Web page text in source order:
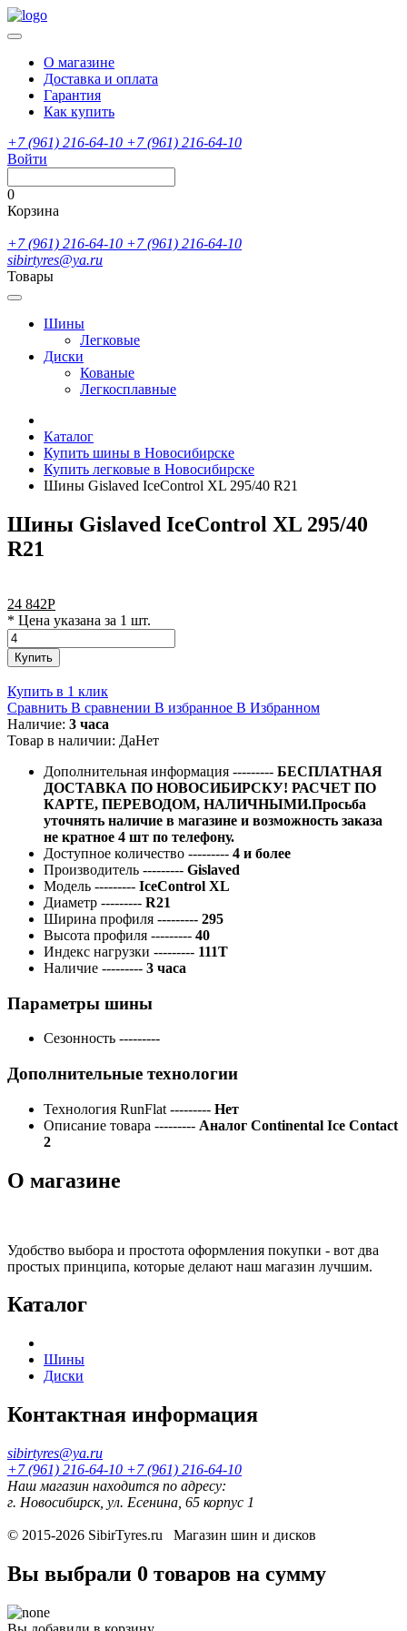
О магазине
Доставка и оплата
Гарантия
Как купить
+7 (961) 216-64-10 +7 (961) 216-64-10
Войти
0
Корзина
+7 (961) 216-64-10 +7 (961) 216-64-10
sibirtyres@ya.ru
Товары
Шины
Легковые
Диски
Кованые
Легкосплавные
Каталог
Купить шины в Новосибирске
Купить легковые в Новосибирске
Шины Gislaved IceControl XL 295/40 R21
Шины Gislaved IceControl XL 295/40
R21
24 842Р
* Цена указана за 1 шт.
Купить
Купить в 1 клик
Сравнить В сравнении В избранное В Избранном
Наличие: 3 часа
Товар в наличии: ДаНет
Дополнительная информация --------- БЕСПЛАТНАЯ
ДОСТАВКА ПО НОВОСИБИРСКУ! РАСЧЕТ ПО
КАРТЕ, ПЕРЕВОДОМ, НАЛИЧНЫМИ.Просьба
уточнять наличие в магазине и возможность заказа
не кратное 4 шт по телефону.
Доступное количество --------- 4 и более
Производитель --------- Gislaved
Модель --------- IceControl XL
Диаметр --------- R21
Ширина профиля --------- 295
Высота профиля --------- 40
Индекс нагрузки --------- 111T
Наличие --------- 3 часа
Параметры шины
Сезонность ---------
Дополнительные технологии
Технология RunFlat --------- Нет
Описание товара --------- Аналог Continental Ice Contact
2
О магазине
Удобство выбора и простота оформления покупки - вот два
простых принципа, которые делают наш магазин лучшим.
Каталог
Шины
Диски
Контактная информация
sibirtyres@ya.ru
+7 (961) 216-64-10 +7 (961) 216-64-10
Наш магазин находится по адресу:
г. Новосибирск, ул. Есенина, 65 корпус 1
© 2015-2026 SibirTyres.ru Магазин шин и дисков
Вы выбрали 0 товаров на сумму